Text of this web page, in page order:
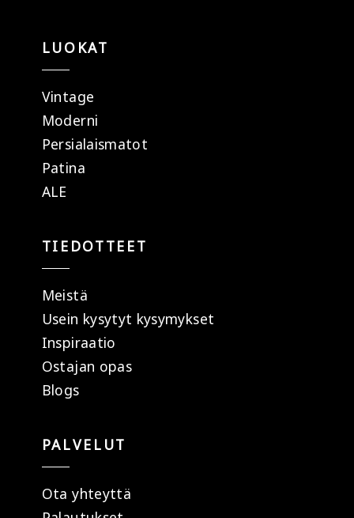
LUOKAT
Vintage
Moderni
Persialaismatot
Patina
ALE
TIEDOTTEET
Meistä
Usein kysytyt kysymykset
Inspiraatio
Ostajan opas
Blogs
PALVELUT
Ota yhteyttä